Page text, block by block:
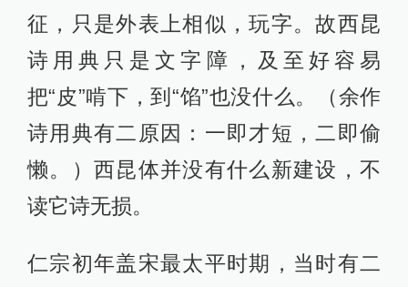
征，只是外表上相似，玩字。故西昆
诗用典只是文字障，及至好容易
把“皮”啃下，到“馅”也没什么。（余作
诗用典有二原因：一即才短，二即偷
懒。）西昆体并没有什么新建设，不
读它诗无损。
仁宗初年盖宋最太平时期，当时有二